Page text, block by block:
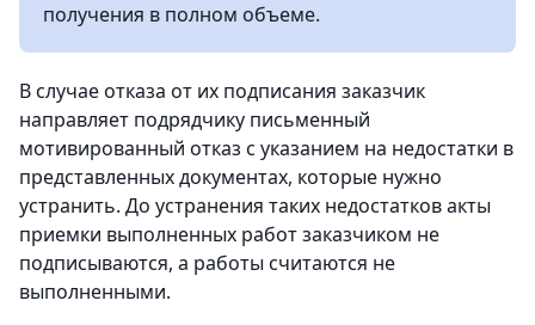
получения в полном объеме.
В случае отказа от их подписания заказчик
направляет подрядчику письменный
мотивированный отказ с указанием на недостатки в
представленных документах, которые нужно
устранить. До устранения таких недостатков акты
приемки выполненных работ заказчиком не
подписываются, а работы считаются не
выполненными.